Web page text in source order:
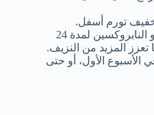
تورم أسفل.
تجنب استخدام الايبوبروفين أو النابروكسين لمدة 24
تعزز المزيد من النزيف.
الأول، أو حتى